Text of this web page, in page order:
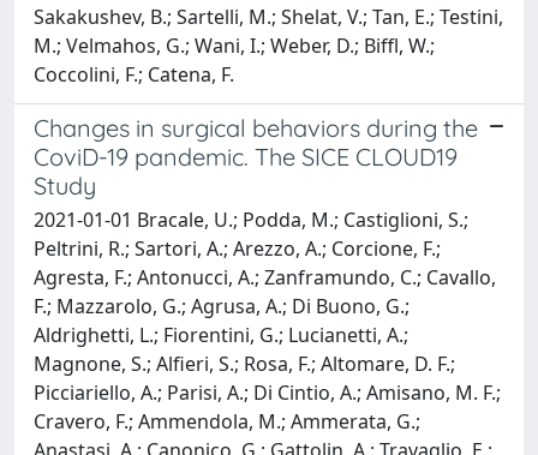
Sakakushev, B.; Sartelli, M.; Shelat, V.; Tan, E.; Testini,
M.; Velmahos, G.; Wani, I.; Weber, D.; Biffl, W.;
Coccolini, F.; Catena, F.
Changes in surgical behaviors during the
CoviD-19 pandemic. The SICE CLOUD19
Study
2021-01-01 Bracale, U.; Podda, M.; Castiglioni, S.;
Peltrini, R.; Sartori, A.; Arezzo, A.; Corcione, F.;
Agresta, F.; Antonucci, A.; Zanframundo, C.; Cavallo,
F.; Mazzarolo, G.; Agrusa, A.; Di Buono, G.;
Aldrighetti, L.; Fiorentini, G.; Lucianetti, A.;
Magnone, S.; Alfieri, S.; Rosa, F.; Altomare, D. F.;
Picciariello, A.; Parisi, A.; Di Cintio, A.; Amisano, M. F.;
Cravero, F.; Ammendola, M.; Ammerata, G.;